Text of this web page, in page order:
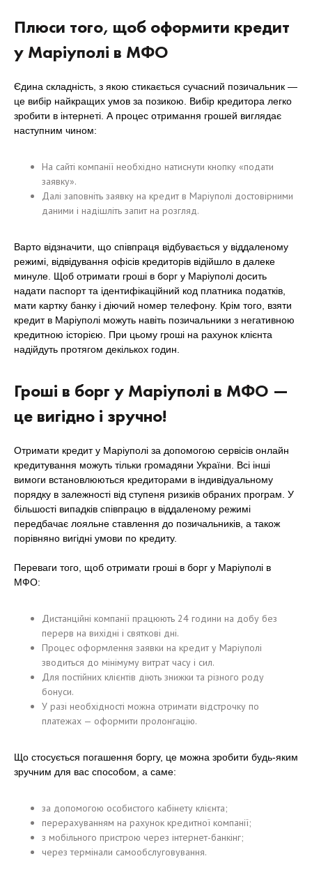
Плюси того, щоб оформити кредит
у Маріуполі в МФО
Єдина складність, з якою стикається сучасний позичальник —
це вибір найкращих умов за позикою. Вибір кредитора легко
зробити в інтернеті. А процес отримання грошей виглядає
наступним чином:
На сайті компанії необхідно натиснути кнопку «подати
заявку».
Далі заповніть заявку на кредит в Маріуполі достовірними
даними і надішліть запит на розгляд.
Варто відзначити, що співпраця відбувається у віддаленому
режимі, відвідування офісів кредиторів відійшло в далеке
минуле. Щоб отримати гроші в борг у Маріуполі досить
надати паспорт та ідентифікаційний код платника податків,
мати картку банку і діючий номер телефону. Крім того, взяти
кредит в Маріуполі можуть навіть позичальники з негативною
кредитною історією. При цьому гроші на рахунок клієнта
надійдуть протягом декількох годин.
Гроші в борг у Маріуполі в МФО —
це вигідно і зручно!
Отримати кредит у Маріуполі за допомогою сервісів онлайн
кредитування можуть тільки громадяни України. Всі інші
вимоги встановлюються кредиторами в індивідуальному
порядку в залежності від ступеня ризиків обраних програм. У
більшості випадків співпрацю в віддаленому режимі
передбачає лояльне ставлення до позичальників, а також
порівняно вигідні умови по кредиту.
Переваги того, щоб отримати гроші в борг у Маріуполі в
МФО:
Дистанційні компанії працюють 24 години на добу без
перерв на вихідні і святкові дні.
Процес оформлення заявки на кредит у Маріуполі
зводиться до мінімуму витрат часу і сил.
Для постійних клієнтів діють знижки та різного роду
бонуси.
У разі необхідності можна отримати відстрочку по
платежах — оформити пролонгацію.
Що стосується погашення боргу, це можна зробити будь-яким
зручним для вас способом, а саме:
за допомогою особистого кабінету клієнта;
перерахуванням на рахунок кредитної компанії;
з мобільного пристрою через інтернет-банкінг;
через термінали самообслуговування.